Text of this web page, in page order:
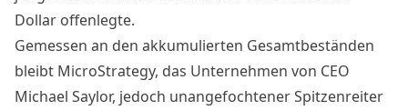
Dollar offenlegte.
Gemessen an den akkumulierten Gesamtbeständen
bleibt MicroStrategy, das Unternehmen von CEO
Michael Saylor, jedoch unangefochtener Spitzenreiter